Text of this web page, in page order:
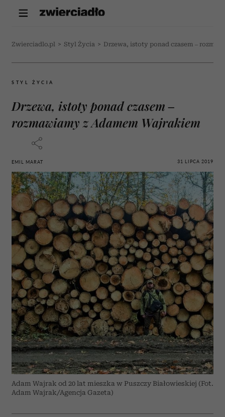
Zwierciadlo.pl > Styl Życia > Drzewa, istoty ponad czasem –
STYL ŻYCIA
Drzewa, istoty ponad czasem –
rozmawiamy z Adamem Wajrakiem
EMIL MARAT 31 LIPCA 2019
Adam Wajrak od 20 lat mieszka w Puszczy Białowieskiej (Fot.
Adam Wajrak/Agencja Gazeta)